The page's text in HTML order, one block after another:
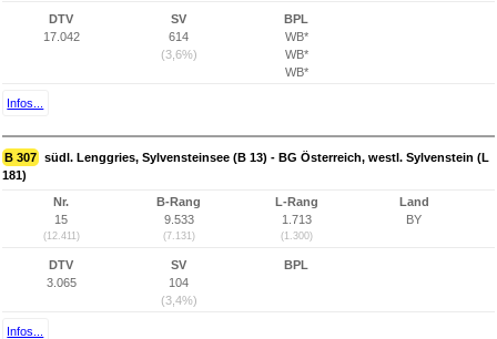
DTV
17.042
SV
614
(3,6%)
BPL
WB*
WB*
WB*
Infos...
B 307 südl. Lenggries, Sylvensteinsee (B 13) - BG Österreich, westl. Sylvenstein (L
181)
Nr.
15
(12.411)
B-Rang
9.533
(7.131)
L-Rang
1.713
(1.300)
Land
BY
DTV
3.065
SV
104
(3,4%)
BPL
Infos...